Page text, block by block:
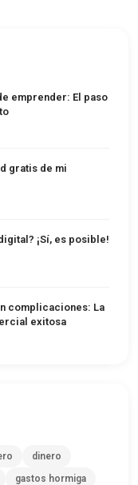
emprender: El paso
gratis de mi
¡Sí, es posible!
complicaciones: La
exitosa
dinero
gastos hormiga